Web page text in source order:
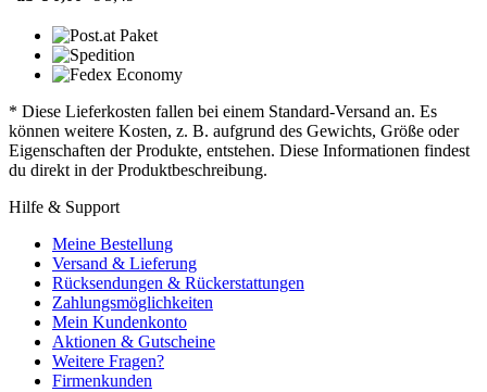
* Diese Lieferkosten fallen bei einem Standard-Versand an. Es
können weitere Kosten, z. B. aufgrund des Gewichts, Größe oder
Eigenschaften der Produkte, entstehen. Diese Informationen findest
du direkt in der Produktbeschreibung.
Hilfe & Support
Meine Bestellung
Versand & Lieferung
Rücksendungen & Rückerstattungen
Zahlungsmöglichkeiten
Mein Kundenkonto
Aktionen & Gutscheine
Weitere Fragen?
Firmenkunden